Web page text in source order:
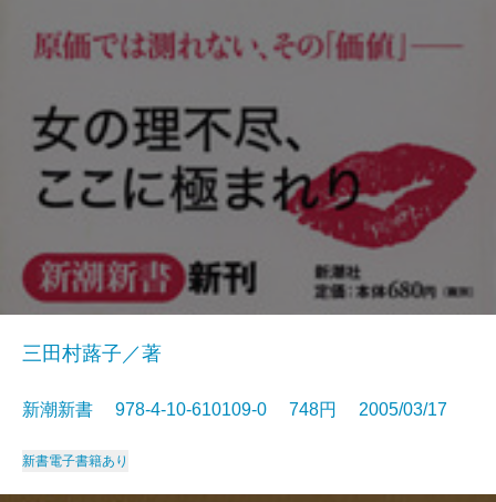
三田村蕗子／著
新潮新書 978-4-10-610109-0 748円 2005/03/17
新書電子書籍あり